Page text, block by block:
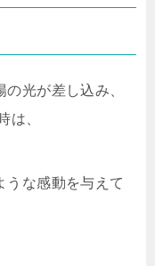
光が差し込み、
は、
うな感動を与えて